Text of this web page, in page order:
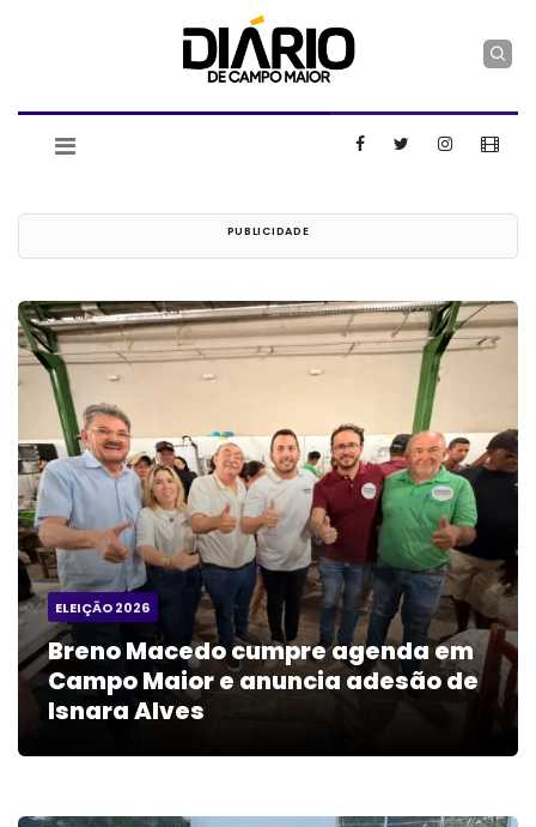
ELEIÇÃO 2026
Breno Macedo cumpre agenda em
Campo Maior e anuncia adesão de
Isnara Alves